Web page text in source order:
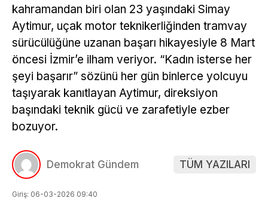
kahramandan biri olan 23 yaşındaki Simay
Aytimur, uçak motor teknikerliğinden tramvay
sürücülüğüne uzanan başarı hikayesiyle 8 Mart
öncesi İzmir’e ilham veriyor. “Kadın isterse her
şeyi başarır” sözünü her gün binlerce yolcuyu
taşıyarak kanıtlayan Aytimur, direksiyon
başındaki teknik gücü ve zarafetiyle ezber
bozuyor.
Demokrat Gündem TÜM YAZILARI
Giriş: 06-03-2026 09:40